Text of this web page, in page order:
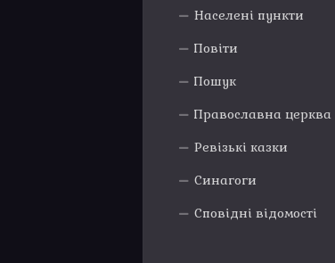
Населені пункти
Повіти
Пошук
Православна церква
Ревізькі казки
Синагоги
Сповідні відомості